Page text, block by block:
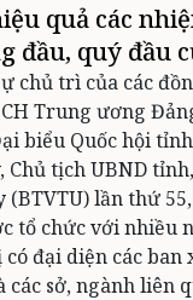
quả các
đầu, quý đầu
chủ trì của các
Trung ương
biểu Quốc hội
Chủ tịch UBND
lần thứ
tổ chức với nhiều
đại diện các ban
sở, ngành liên